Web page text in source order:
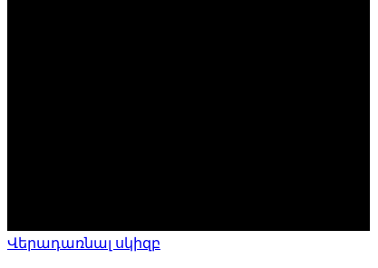
Վերադառնալ սկիզբ